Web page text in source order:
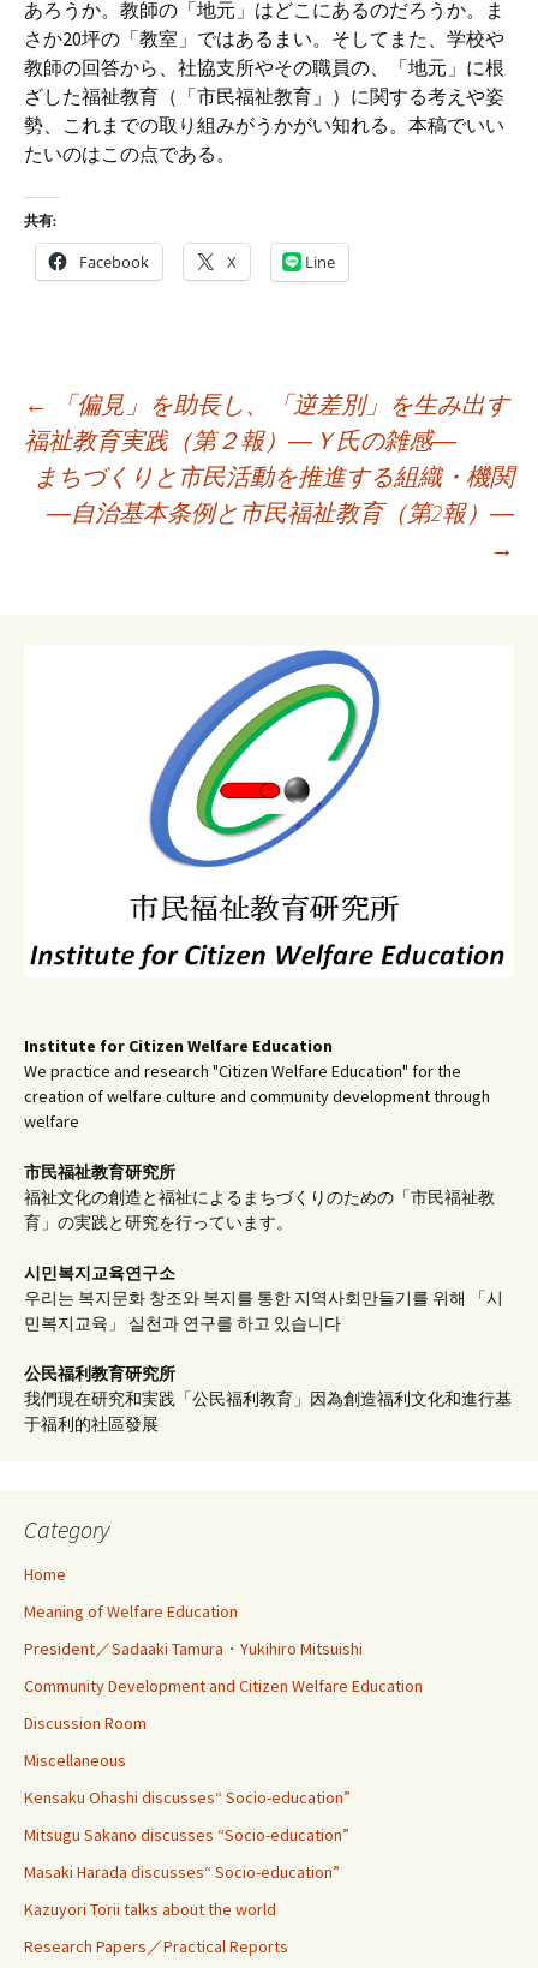
あろうか。教師の「地元」はどこにあるのだろうか。ま
さか20坪の「教室」ではあるまい。そしてまた、学校や
教師の回答から、社協支所やその職員の、「地元」に根
ざした福祉教育（「市民福祉教育」）に関する考えや姿
勢、これまでの取り組みがうかがい知れる。本稿でいい
たいのはこの点である。
共有:
Facebook X Line
←
「偏見」を助長し、「逆差別」を生み出す
福祉教育実践（第２報）―Ｙ氏の雑感―
まちづくりと市民活動を推進する組織・機関
―自治基本条例と市民福祉教育（第2報）―
→
Institute for Citizen Welfare Education
We practice and research "Citizen Welfare Education" for the
creation of welfare culture and community development through
welfare
市民福祉教育研究所
福祉文化の創造と福祉によるまちづくりのための「市民福祉教
育」の実践と研究を行っています。
시민복지교육연구소
우리는 복지문화 창조와 복지를 통한 지역사회만들기를 위해 「시
민복지교육」 실천과 연구를 하고 있습니다
公民福利教育研究所
我們現在研究和実践「公民福利教育」因為創造福利文化和進行基
于福利的社區發展
Category
Home
Meaning of Welfare Education
President／Sadaaki Tamura・Yukihiro Mitsuishi
Community Development and Citizen Welfare Education
Discussion Room
Miscellaneous
Kensaku Ohashi discusses“ Socio-education”
Mitsugu Sakano discusses “Socio-education”
Masaki Harada discusses“ Socio-education”
Kazuyori Torii talks about the world
Research Papers／Practical Reports